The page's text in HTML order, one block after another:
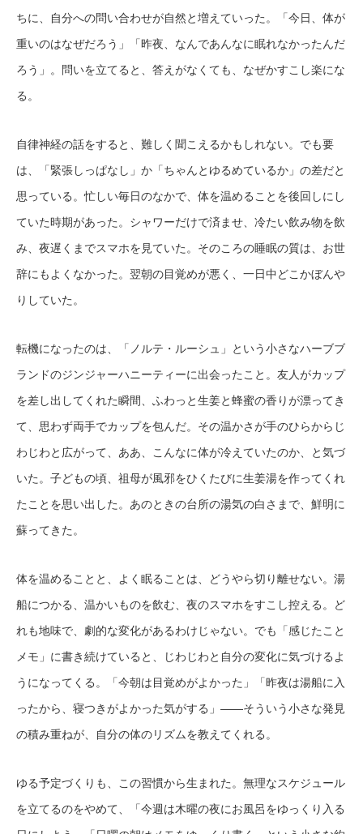
ちに、自分への問い合わせが自然と増えていった。「今日、体が
重いのはなぜだろう」「昨夜、なんであんなに眠れなかったんだ
ろう」。問いを立てると、答えがなくても、なぜかすこし楽にな
る。
自律神経の話をすると、難しく聞こえるかもしれない。でも要
は、「緊張しっぱなし」か「ちゃんとゆるめているか」の差だと
思っている。忙しい毎日のなかで、体を温めることを後回しにし
ていた時期があった。シャワーだけで済ませ、冷たい飲み物を飲
み、夜遅くまでスマホを見ていた。そのころの睡眠の質は、お世
辞にもよくなかった。翌朝の目覚めが悪く、一日中どこかぼんや
りしていた。
転機になったのは、「ノルテ・ルーシュ」という小さなハーブブ
ランドのジンジャーハニーティーに出会ったこと。友人がカップ
を差し出してくれた瞬間、ふわっと生姜と蜂蜜の香りが漂ってき
て、思わず両手でカップを包んだ。その温かさが手のひらからじ
わじわと広がって、ああ、こんなに体が冷えていたのか、と気づ
いた。子どもの頃、祖母が風邪をひくたびに生姜湯を作ってくれ
たことを思い出した。あのときの台所の湯気の白さまで、鮮明に
蘇ってきた。
体を温めることと、よく眠ることは、どうやら切り離せない。湯
船につかる、温かいものを飲む、夜のスマホをすこし控える。ど
れも地味で、劇的な変化があるわけじゃない。でも「感じたこと
メモ」に書き続けていると、じわじわと自分の変化に気づけるよ
うになってくる。「今朝は目覚めがよかった」「昨夜は湯船に入
ったから、寝つきがよかった気がする」——そういう小さな発見
の積み重ねが、自分の体のリズムを教えてくれる。
ゆる予定づくりも、この習慣から生まれた。無理なスケジュール
を立てるのをやめて、「今週は木曜の夜にお風呂をゆっくり入る